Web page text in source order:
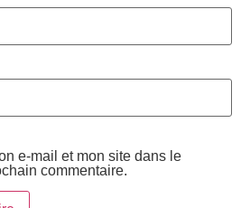
e-mail et mon site dans le
commentaire.